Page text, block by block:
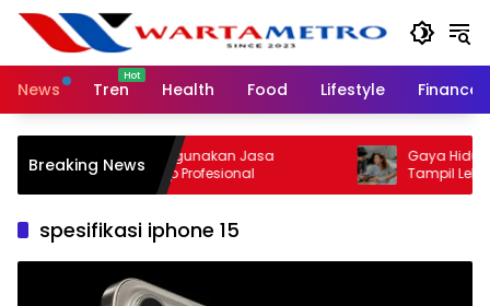
Skip
content
News
Tren Health Food Lifestyle Finance
Breaking News
Pentingnya Menggunakan Jasa
Pembasmi Rayap Profesional
Gaya Hidup
Tampil Lebih Fit
spesifikasi iphone 15